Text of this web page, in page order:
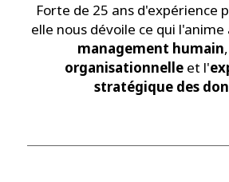
Forte de 25 ans d'expérience
elle nous dévoile ce qui
management humain
organisationnelle et l'
stratégique des